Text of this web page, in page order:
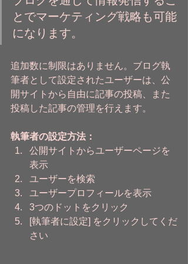
とでマーケティング戦略も可能
になります。
追加数に制限はありません。ブログ執
筆者として設定されたユーザーは、公
開サイトから自由に記事の投稿、また
投稿した記事の管理を行えます。
執筆者の設定方法：
公開サイトからユーザーページを
表示
ユーザーを検索
ユーザープロフィールを表示
3つのドットをクリック
[執筆者に設定] をクリックしてくだ
さい